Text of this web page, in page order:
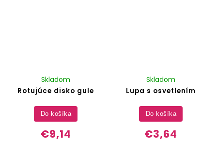
Rotujúce disko gule
Skladom
€9,14
Do košíka
Lupa s osvetlením
Skladom
€3,64
Do košíka